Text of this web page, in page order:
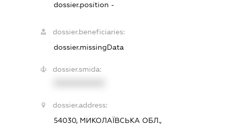
dossier.position -
dossier.beneficiaries:
dossier.missingData
dossier.smida:
dossier.address:
54030, МИКОЛАЇВСЬКА ОБЛ.,